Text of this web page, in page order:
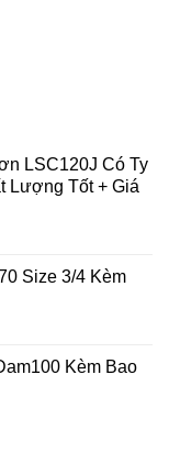
LSC120J Có Ty
Lượng Tốt + Giá
Size 3/4 Kèm
Kèm Bao